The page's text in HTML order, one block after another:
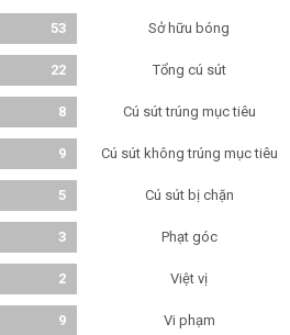
53 Sở hữu bóng
22 Tổng cú sút
8 Cú sút trúng mục tiêu
9 Cú sút không trúng mục tiêu
5 Cú sút bị chặn
3 Phạt góc
2 Việt vị
9 Vi phạm